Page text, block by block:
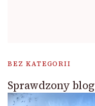
BEZ KATEGORII
Sprawdzony blog